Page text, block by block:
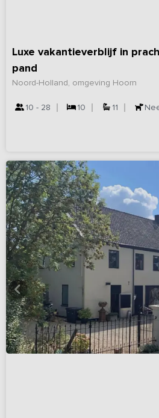
Luxe vakantieverblijf in
pand
Noord-Holland, omgeving Hoorn
10 - 28 10 11